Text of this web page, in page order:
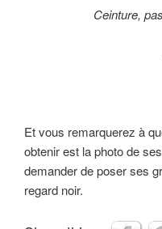
Ceinture,
Et vous remarquerez à
obtenir est la photo de
demander de poser ses
regard noir.